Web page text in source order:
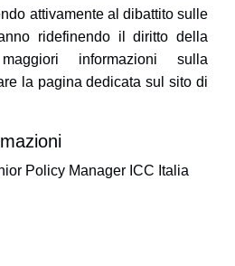
attivamente al dibattito sulle
ridefinendo il diritto della
informazioni sulla
la pagina dedicata sul sito di
Policy Manager ICC Italia